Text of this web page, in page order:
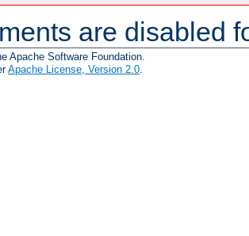
are disabled
Apache Software Foundation.
Apache License, Version 2.0